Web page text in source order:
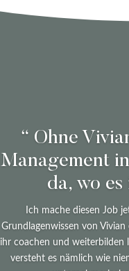
“ Ohne
Management
da, wo
Ich mache diesen Job
Grundlagenwissen von
ihr coachen und weiterbilden
versteht es nämlich wie